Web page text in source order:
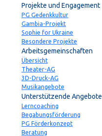
Projekte und Engagement
PG Gedenkkultur
Gambia-Projekt
Sophie for Ukraine
Besondere Projekte
Arbeitsgemeinschaften
Übersicht
Theater-AG
3D-Druck-AG
Musikangebote
Unterstützende Angebote
Lerncoaching
Begabungsförderung
PG Förderkonzept
Beratung